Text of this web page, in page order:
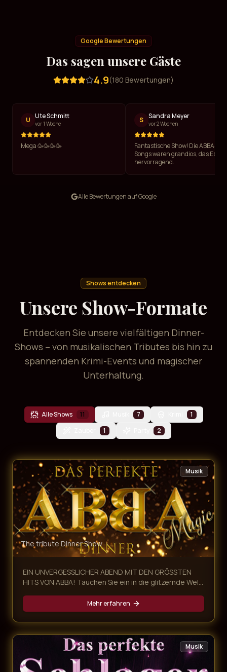
Google Bewertungen
Das sagen unsere Gäste
4.9(180 Bewertungen)
U Ute Schmitt
vor 1 Woche
Mega 🥳🥳🥳🥳
S Sandra Meyer
vor 2 Wochen
Fantastische Show! Die ABBA-
Songs waren grandios, das Essen
hervorragend.
Alle Bewertungen auf Google
Shows entdecken
Unsere Show-Formate
Entdecken Sie unsere vielfältigen Dinner-
Shows – von musikalischen Tributes bis hin zu
spannenden Krimi-Events und magischer
Unterhaltung.
Alle Shows 11 7
1
1 2
Musik
The tribute Dinner Show
EIN UNVERGESSLICHER ABEND MIT DEN GRÖSSTEN
HITS VON ABBA! Tauchen Sie ein in die glitzernde Welt
Show voller Nostalgie, Glamour und unvergesslicher
Musik! Unsere ABBA Dinner Show kombiniert ein
exklusives mehrgängiges Menü mit einer
atemberaubenden Live-Performance der größten
ABBA-Hits – ein Abend, der alle Sinne begeistert.
Mehr erfahren
Musik